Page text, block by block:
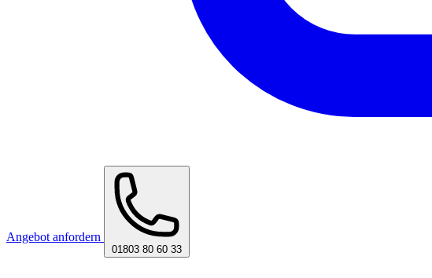
Angebot anfordern
01803 80 60 33